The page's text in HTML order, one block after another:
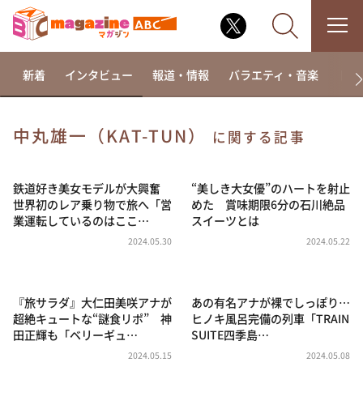
相席食堂
これ余談なんですけど・・・
～人生密着トークバラエティ！～ やすとものいたっ
news おかえり
河合＆A.B.C-Z塚田×福井アナ「なんでやねん！？」
（news おかえり）
新着 インタビュー 報道・情報 バラエティ・音楽 ド
中丸雄一（KAT-TUN） に関する記事
鉄道好き美女モデルが大興奮
世界初のレア乗り物で旅へ「営
業運転しているのはここ…
2024.05.30
“美しき大女優”のハートを射止
めた 賞味期限6分の石川絶品
スイーツとは
2024.05.22
『旅サラダ』大仁田美咲アナが
超絶キュートな“謎食リポ” 神
田正輝も「ベリーギュ…
2024.05.15
あの有名アナが裸でしっぽり…
ヒノキ風呂完備の列車「TRAIN
SUITE四季島…
2024.05.08